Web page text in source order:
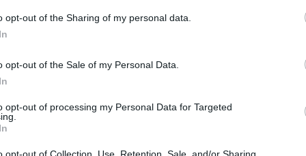
opt-out of the Sharing of my personal data.
opt-out of the Sale of my Personal Data.
opt-out of processing my Personal Data for Targeted
i šest skokova.